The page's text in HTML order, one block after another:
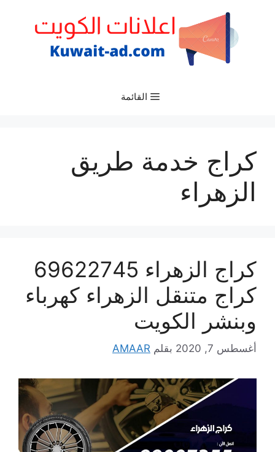
القائمة
كراج خدمة طريق
الزهراء
كراج الزهراء 69622745
كراج متنقل الزهراء كهرباء
وبنشر الكويت
أغسطس 7, 2020 بقلم AMAAR